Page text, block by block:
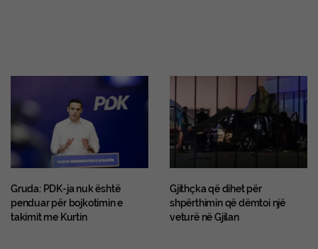
Gruda: PDK-ja nuk është
penduar për bojkotimin e
takimit me Kurtin
Gjithçka që dihet për
shpërthimin që dëmtoi një
veturë në Gjilan